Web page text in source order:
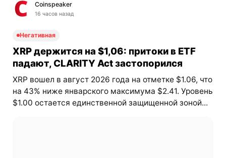
Coinspeaker
16 часов назад
Негативная
XRP держится на $1,06: притоки в ETF
падают, CLARITY Act застопорился
XRP вошел в август 2026 года на отметке $1.06, что
на 43% ниже январского максимума $2.41. Уровень
$1.00 остается единственной защищенной зоной...